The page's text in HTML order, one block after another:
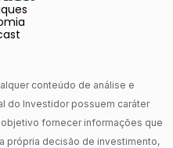
conteúdo de análise e
do Investidor possuem caráter
fornecer informações que
própria decisão de investimento,